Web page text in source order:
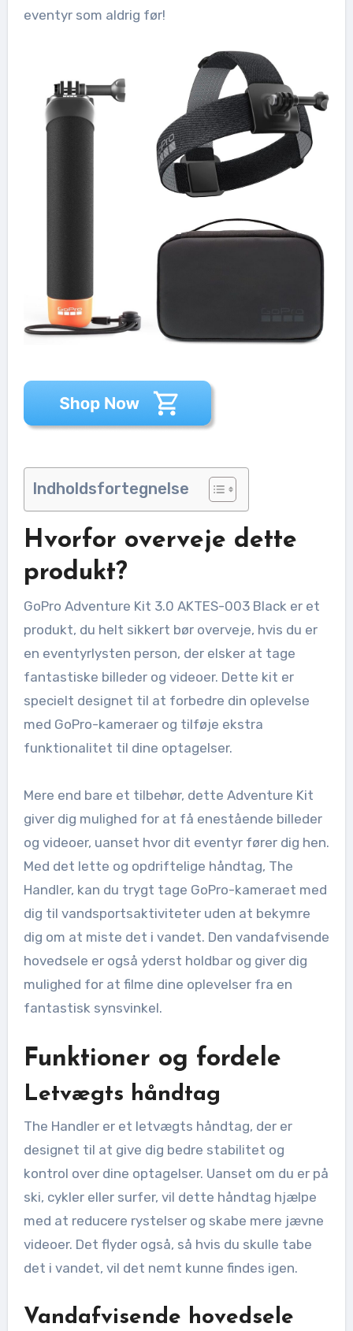
eventyr som aldrig før!
Indholdsfortegnelse
Hvorfor overveje dette
produkt?
GoPro Adventure Kit 3.0 AKTES-003 Black er et
produkt, du helt sikkert bør overveje, hvis du er
en eventyrlysten person, der elsker at tage
fantastiske billeder og videoer. Dette kit er
specielt designet til at forbedre din oplevelse
med GoPro-kameraer og tilføje ekstra
funktionalitet til dine optagelser.
Mere end bare et tilbehør, dette Adventure Kit
giver dig mulighed for at få enestående billeder
og videoer, uanset hvor dit eventyr fører dig hen.
Med det lette og opdriftelige håndtag, The
Handler, kan du trygt tage GoPro-kameraet med
dig til vandsportsaktiviteter uden at bekymre
dig om at miste det i vandet. Den vandafvisende
hovedsele er også yderst holdbar og giver dig
mulighed for at filme dine oplevelser fra en
fantastisk synsvinkel.
Funktioner og fordele
Letvægts håndtag
The Handler er et letvægts håndtag, der er
designet til at give dig bedre stabilitet og
kontrol over dine optagelser. Uanset om du er på
ski, cykler eller surfer, vil dette håndtag hjælpe
med at reducere rystelser og skabe mere jævne
videoer. Det flyder også, så hvis du skulle tabe
det i vandet, vil det nemt kunne findes igen.
Vandafvisende hovedsele